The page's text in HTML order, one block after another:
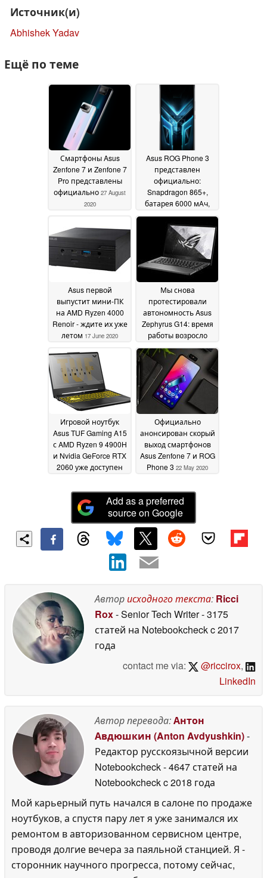
Источник(и)
Abhishek Yadav
Ещё по теме
Смартфоны Asus
Zenfone 7 и Zenfone 7
Pro представлены
официально 27 August
2020
Asus ROG Phone 3
представлен
официально:
Snapdragon 865+,
батарея 6000 мАч,
AMOLED дисплей с
частотой 144 Гц и
HDR10+ за €79924
July 2020
Asus первой
выпустит мини-ПК
на AMD Ryzen 4000
Renoir - ждите их уже
летом 17 June 2020
Мы снова
протестировали
автономность Asus
Zephyrus G14: время
работы возросло
более чем в два раза
10 June 2020
Игровой ноутбук
Asus TUF Gaming A15
с AMD Ryzen 9 4900H
и Nvidia GeForce RTX
2060 уже доступен
Официально
анонсирован скорый
выход смартфонов
Asus Zenfone 7 и ROG
Phone 3 22 May 2020
Add as a preferred
source on Google
Авторисходного текста: Ricci
Rox- Senior Tech Writer- 3175
статей на Notebookcheckc 2017
года
contact me via:
@riccirox,
LinkedIn
Автор перевода:Антон
Авдюшкин (Anton Avdyushkin)-
Редактор русскоязычной версии
Notebookcheck- 4647 статей на
Notebookcheckc 2018 года
Мой карьерный путь начался в салоне по продаже
ноутбуков, а спустя пару лет я уже занимался их
ремонтом в авторизованном сервисном центре,
проводя долгие вечера за паяльной станцией. Я -
сторонник научного прогресса, потому сейчас,